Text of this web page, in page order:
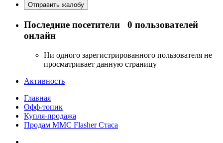
Отправить жалобу
Последние посетители 0 пользователей
онлайн
Ни одного зарегистрированного пользователя не
просматривает данную страницу
Активность
Главная
Офф-топик
Купля-продажа
Продам MMC Flasher Стаса